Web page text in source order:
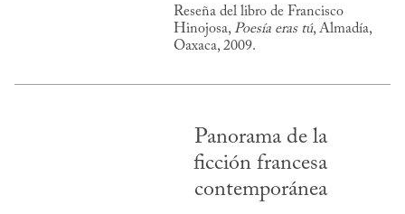
Reseña del libro de Francisco
Hinojosa, Poesía eras tú, Almadía,
Oaxaca, 2009.
Panorama de la
ficción francesa
contemporánea